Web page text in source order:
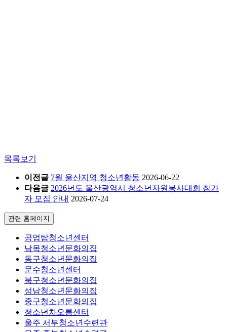
목록보기
이전글 7월 울산지역 청소년활동 2026-06-22
다음글 2026년도 울산광역시 청소년자원봉사대회 참가
자 모집 안내 2026-07-24
관련 홈페이지
공업탑청소년센터
남목청소년문화의집
동구청소년문화의집
문수청소년센터
북구청소년문화의집
성남청소년문화의집
중구청소년문화의집
청소년차오름센터
울주 서부청소년수련관